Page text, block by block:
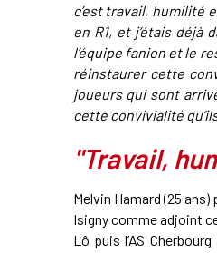
c’est travail, humilité
en R1, et j’étais déjà
l’équipe fanion et le
réinstaurer cette
joueurs qui sont
cette convivialité
"Travail,
Melvin Hamard (25
Isigny comme adjoint
Lô puis l’AS